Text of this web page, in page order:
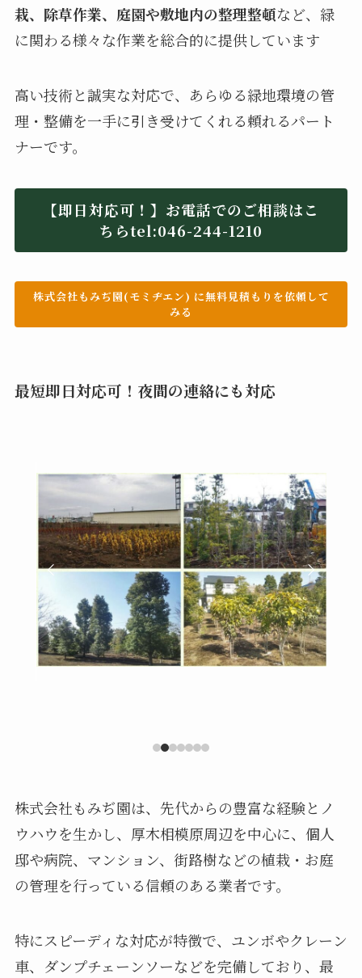
栽、除草作業、庭園や敷地内の整理整頓など、緑
に関わる様々な作業を総合的に提供しています
高い技術と誠実な対応で、あらゆる緑地環境の管
理・整備を一手に引き受けてくれる頼れるパート
ナーです。
【即日対応可！】お電話でのご相談はこ
ちらtel:046-244-1210
株式会社もみぢ園(モミヂエン) に無料見積もりを依頼して
みる
最短即日対応可！夜間の連絡にも対応
株式会社もみぢ園は、先代からの豊富な経験とノ
ウハウを生かし、厚木相模原周辺を中心に、個人
邸や病院、マンション、街路樹などの植栽・お庭
の管理を行っている信頼のある業者です。
特にスピーディな対応が特徴で、ユンボやクレーン
車、ダンプチェーンソーなどを完備しており、最